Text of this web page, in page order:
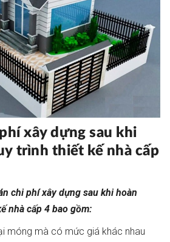
xây dựng sau khi
trình thiết kế nhà cấp
chi phí xây dựng sau khi hoàn
nhà cấp 4 bao gồm:
móng mà có mức giá khác nhau